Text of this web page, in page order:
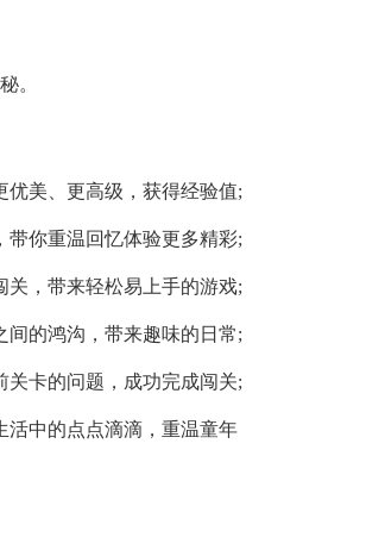
。
优美、更高级，获得经验值;
带你重温回忆体验更多精彩;
，带来轻松易上手的游戏;
的鸿沟，带来趣味的日常;
关卡的问题，成功完成闯关;
活中的点点滴滴，重温童年